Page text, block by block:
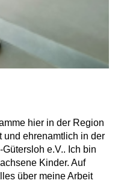
hier in der Region
und ehrenamtlich in der
e.V.. Ich bin
Kinder. Auf
über meine Arbeit